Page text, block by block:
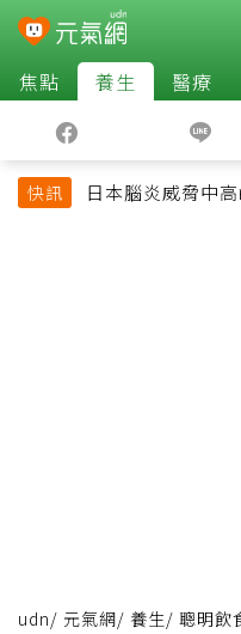
焦點 養生 醫療
快訊 日本腦炎威脅中
udn/ 元氣網/ 養生/ 聰明飲